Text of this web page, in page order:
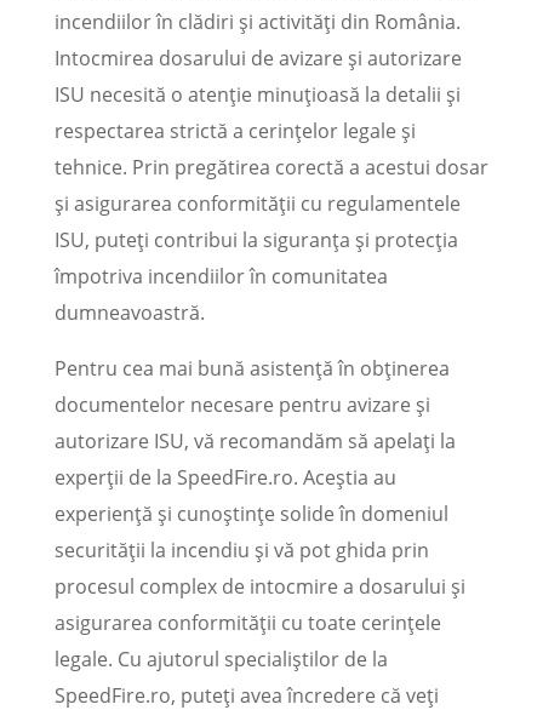
incendiilor în clădiri și activități din România.
Intocmirea dosarului de avizare și autorizare
ISU necesită o atenție minuțioasă la detalii și
respectarea strictă a cerințelor legale și
tehnice. Prin pregătirea corectă a acestui dosar
și asigurarea conformității cu regulamentele
ISU, puteți contribui la siguranța și protecția
împotriva incendiilor în comunitatea
dumneavoastră.
Pentru cea mai bună asistență în obținerea
documentelor necesare pentru avizare și
autorizare ISU, vă recomandăm să apelați la
experții de la SpeedFire.ro. Aceștia au
experiență și cunoștințe solide în domeniul
securității la incendiu și vă pot ghida prin
procesul complex de intocmire a dosarului și
asigurarea conformității cu toate cerințele
legale. Cu ajutorul specialiștilor de la
SpeedFire.ro, puteți avea încredere că veți